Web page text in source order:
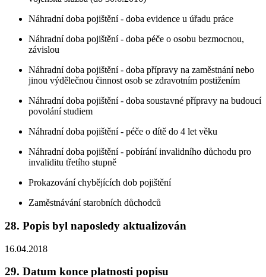
Náhradní doba pojištění - doba evidence u úřadu práce
Náhradní doba pojištění - doba péče o osobu bezmocnou,
závislou
Náhradní doba pojištění - doba přípravy na zaměstnání nebo
jinou výdělečnou činnost osob se zdravotním postižením
Náhradní doba pojištění - doba soustavné přípravy na budoucí
povolání studiem
Náhradní doba pojištění - péče o dítě do 4 let věku
Náhradní doba pojištění - pobírání invalidního důchodu pro
invaliditu třetího stupně
Prokazování chybějících dob pojištění
Zaměstnávání starobních důchodců
28. Popis byl naposledy aktualizován
16.04.2018
29. Datum konce platnosti popisu